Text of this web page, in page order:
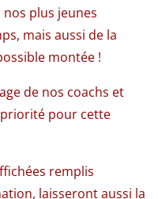
plus jeunes
mais aussi de la
montée !
de nos coachs et
pour cette
remplis
laisseront aussi la